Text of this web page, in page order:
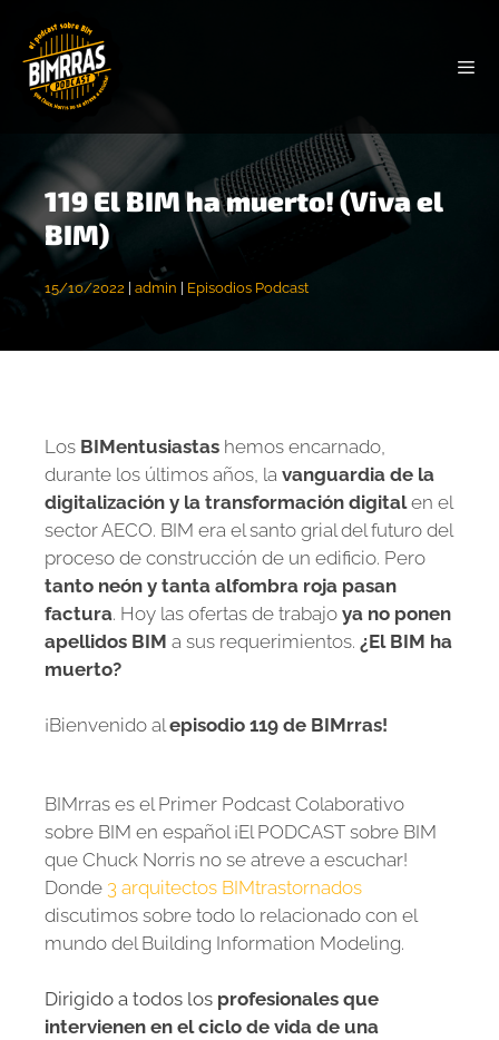
119 El BIM ha muerto! (Viva el
BIM)
15/10/2022 admin Episodios Podcast
Los BIMentusiastas hemos encarnado,
durante los últimos años, la vanguardia de la
digitalización y la transformación digitalen el
sector AECO. BIM era el santo grial del futuro del
proceso de construcción de un edificio. Pero
tanto neón y tanta alfombra roja pasan
factura. Hoy las ofertas de trabajo ya no ponen
apellidos BIM a sus requerimientos. ¿El BIM ha
muerto?
¡Bienvenido alepisodio 119 de BIMrras!
BIMrras es el Primer Podcast Colaborativo
sobre BIM en español ¡El PODCAST sobre BIM
que Chuck Norris no se atreve a escuchar!
Donde 3 arquitectos BIMtrastornados
discutimos sobre todo lo relacionado con el
mundo del Building Information Modeling.
Dirigido a todos los profesionales que
intervienen en el ciclo de vida de una